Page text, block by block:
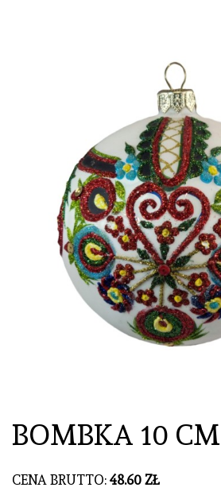
BOMBKA 10 CM
CENA BRUTTO: 48.60 ZŁ